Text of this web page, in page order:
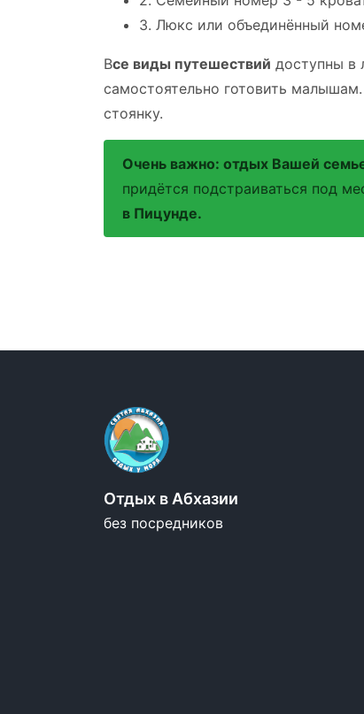
3. Люкс или объединённый
Все виды путешествий доступны в
самостоятельно готовить малышам.
стоянку.
Очень важно: отдых Вашей
придётся подстраиваться под
в Пицунде.
Отдых в Абхазии
без посредников